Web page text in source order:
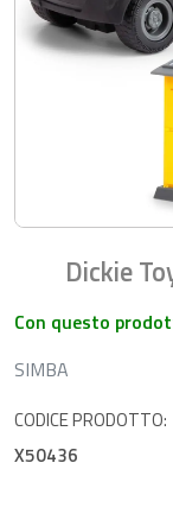
Dickie
Con questo
SIMBA
CODICE PRODOTTO:
X50436